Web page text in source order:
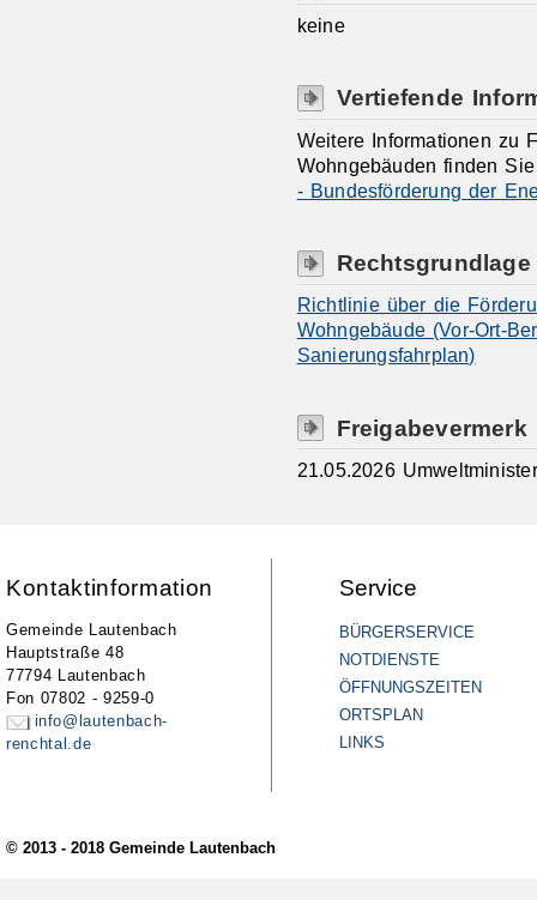
keine
Vertiefende
Weitere Informationen zu
Wohngebäuden finden
- Bundesförderung der
Rechtsgrundlage
Richtlinie über die
Wohngebäude (Vor-Ort-
Sanierungsfahrplan)
Freigabevermerk
21.05.2026
Kontaktinformation
Gemeinde Lautenbach
Hauptstraße 48
77794 Lautenbach
Fon 07802 - 9259-0
info@lautenbach-
renchtal.de
Service
BÜRGERSERVICE
NOTDIENSTE
ÖFFNUNGSZEITEN
ORTSPLAN
LINKS
© 2013 - 2018 Gemeinde Lautenbach